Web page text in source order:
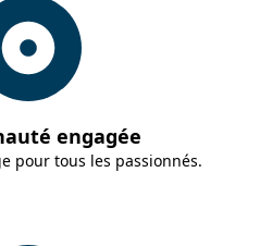
engagée
pour tous les passionnés.